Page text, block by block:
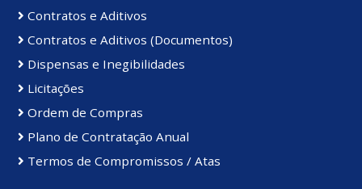
Contratos e Aditivos
Contratos e Aditivos (Documentos)
Dispensas e Inegibilidades
Licitações
Ordem de Compras
Plano de Contratação Anual
Termos de Compromissos / Atas